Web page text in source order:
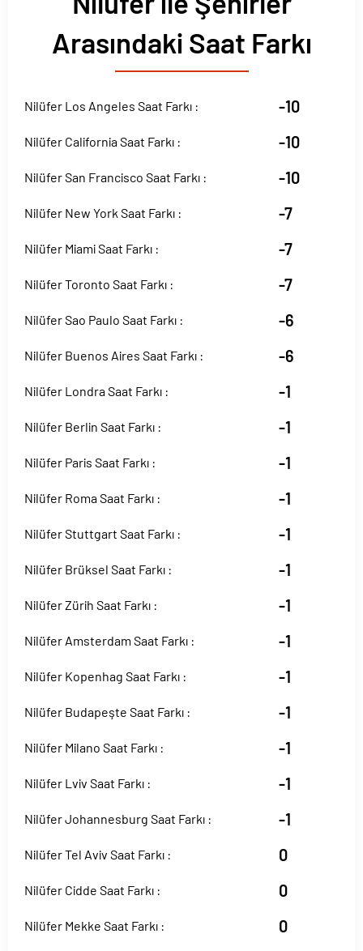
Arasındaki Saat Farkı
Nilüfer Los Angeles Saat Farkı : -10
Nilüfer California Saat Farkı : -10
Nilüfer San Francisco Saat Farkı : -10
Nilüfer New York Saat Farkı : -7
Nilüfer Miami Saat Farkı : -7
Nilüfer Toronto Saat Farkı : -7
Nilüfer Sao Paulo Saat Farkı : -6
Nilüfer Buenos Aires Saat Farkı : -6
Nilüfer Londra Saat Farkı : -1
Nilüfer Berlin Saat Farkı : -1
Nilüfer Paris Saat Farkı : -1
Nilüfer Roma Saat Farkı : -1
Nilüfer Stuttgart Saat Farkı : -1
Nilüfer Brüksel Saat Farkı : -1
Nilüfer Zürih Saat Farkı : -1
Nilüfer Amsterdam Saat Farkı : -1
Nilüfer Kopenhag Saat Farkı : -1
Nilüfer Budapeşte Saat Farkı : -1
Nilüfer Milano Saat Farkı : -1
Nilüfer Lviv Saat Farkı : -1
Nilüfer Johannesburg Saat Farkı : -1
Nilüfer Tel Aviv Saat Farkı : 0
Nilüfer Cidde Saat Farkı : 0
Nilüfer Mekke Saat Farkı : 0